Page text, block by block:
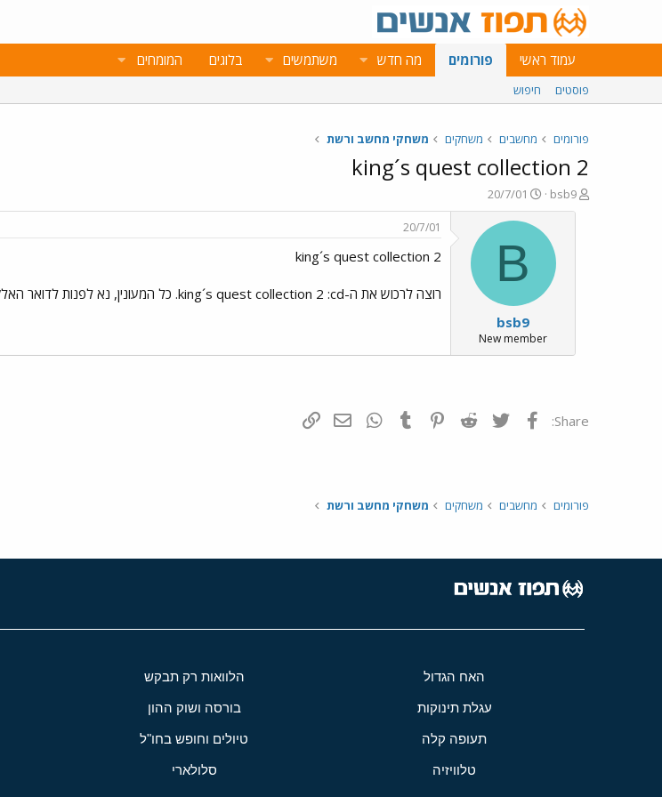
עמוד ראשי פורומים מה חדש משתמשים בלוגים המומחים
פוסטים חיפוש
פורומים מחשבים משחקים משחקי מחשב ורשת
king´s quest collection 2
פ
ו
bsb9
פ
ו
ר
ם
ב
א
ר
י
ך
20/7/01
B
bsb9
New member
20/7/01
king´s quest collection 2
רוצה לרכוש את ה-king´s quest collection 2 :cd. כל המעונין, נא לפנות לדואר האלקטרוני המצוין במהירות האפשרית.
Share: פייסבוק Twitter
Reddit
Pinterest
Tumblr
WhatsAppדואר אלקטרוני
פורומים מחשבים משחקים משחקי מחשב ורשת
האח הגדול הלוואות רק תבקש
עגלת תינוקות בורסה ושוק ההון
תעופה קלה טיולים וחופש בחו"ל
טלוויזיה סלולארי